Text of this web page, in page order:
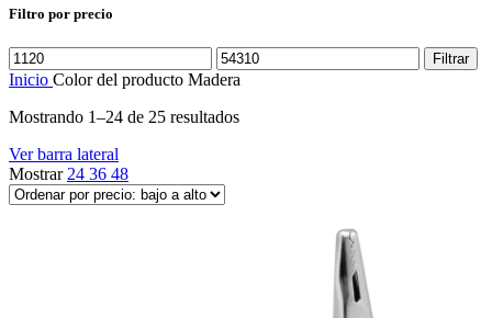
Filtro por precio
Precio
mínimo
Precio
máximo
Filtrar
Inicio Color del producto Madera
Mostrando 1–24 de 25 resultadosOrdenado
Ver barra lateral
Mostrar 24 36 48